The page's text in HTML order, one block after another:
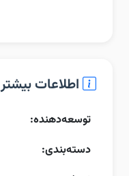
اطلاعات بیشتر
توسعه‌دهنده:
دسته‌بندی: